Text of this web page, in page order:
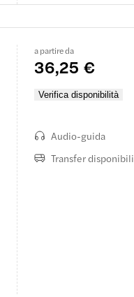
a partire da
36,25 €
Verifica disponibilità
Audio-guida
Transfer disponibili